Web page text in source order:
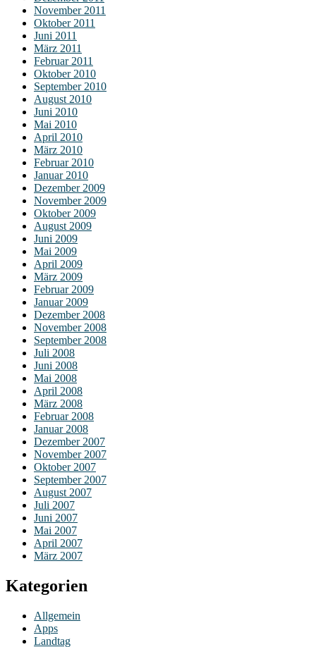
November 2011
Oktober 2011
Juni 2011
März 2011
Februar 2011
Oktober 2010
September 2010
August 2010
Juni 2010
Mai 2010
April 2010
März 2010
Februar 2010
Januar 2010
Dezember 2009
November 2009
Oktober 2009
August 2009
Juni 2009
Mai 2009
April 2009
März 2009
Februar 2009
Januar 2009
Dezember 2008
November 2008
September 2008
Juli 2008
Juni 2008
Mai 2008
April 2008
März 2008
Februar 2008
Januar 2008
Dezember 2007
November 2007
Oktober 2007
September 2007
August 2007
Juli 2007
Juni 2007
Mai 2007
April 2007
März 2007
Kategorien
Allgemein
Apps
Landtag